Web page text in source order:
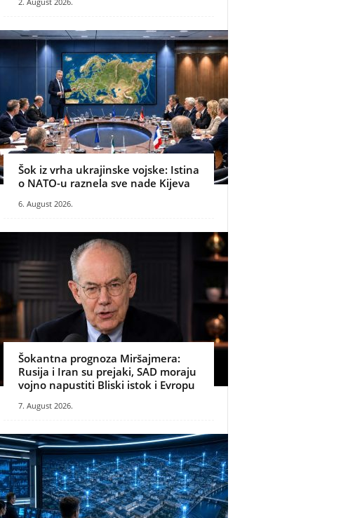
Šok iz vrha ukrajinske vojske: Istina
o NATO-u raznela sve nade Kijeva
6. August 2026.
Šokantna prognoza Miršajmera:
Rusija i Iran su prejaki, SAD moraju
vojno napustiti Bliski istok i Evropu
7. August 2026.